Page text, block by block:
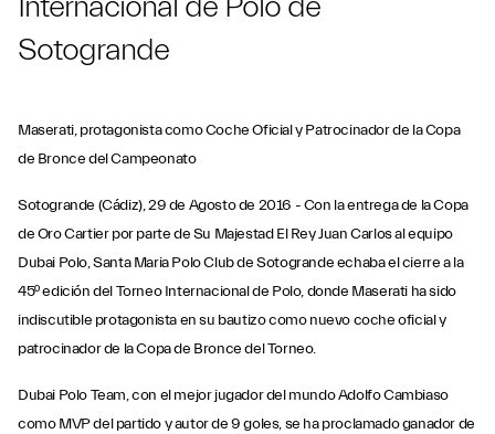
Sotogrande
Maserati, protagonista como Coche Oficial y Patrocinador de la Copa
de Bronce del Campeonato
Sotogrande (Cádiz), 29 de Agosto de 2016 - Con la entrega de la Copa
de Oro Cartier por parte de Su Majestad El Rey Juan Carlos al equipo
Dubai Polo, Santa Maria Polo Club de Sotogrande echaba el cierre a la
45º edición del Torneo Internacional de Polo, donde Maserati ha sido
indiscutible protagonista en su bautizo como nuevo coche oficial y
patrocinador de la Copa de Bronce del Torneo.
Dubai Polo Team, con el mejor jugador del mundo Adolfo Cambiaso
como MVP del partido y autor de 9 goles, se ha proclamado ganador de